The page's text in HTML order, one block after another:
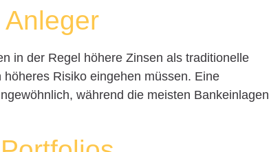
in der Regel höhere Zinsen als traditionelle
Risiko eingehen müssen. Eine
während die meisten Bankeinlagen